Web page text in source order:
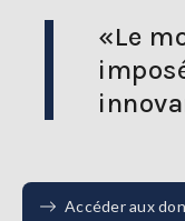
«Le
Accéder aux